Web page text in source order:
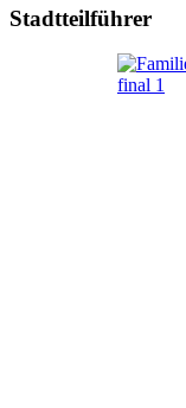
Stadtteilführer